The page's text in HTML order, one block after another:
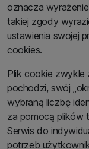
oznacza
takiej zgody
ustawienia swojej
cookies.
Plik cookie zwykle
pochodzi, swój
wybraną liczbę
za pomocą plików
Serwis do
potrzeb